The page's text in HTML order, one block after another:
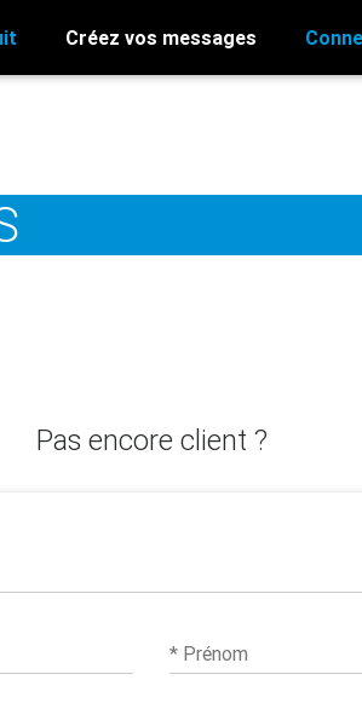
Créez vos messages
Pas encore client ?
* Prénom